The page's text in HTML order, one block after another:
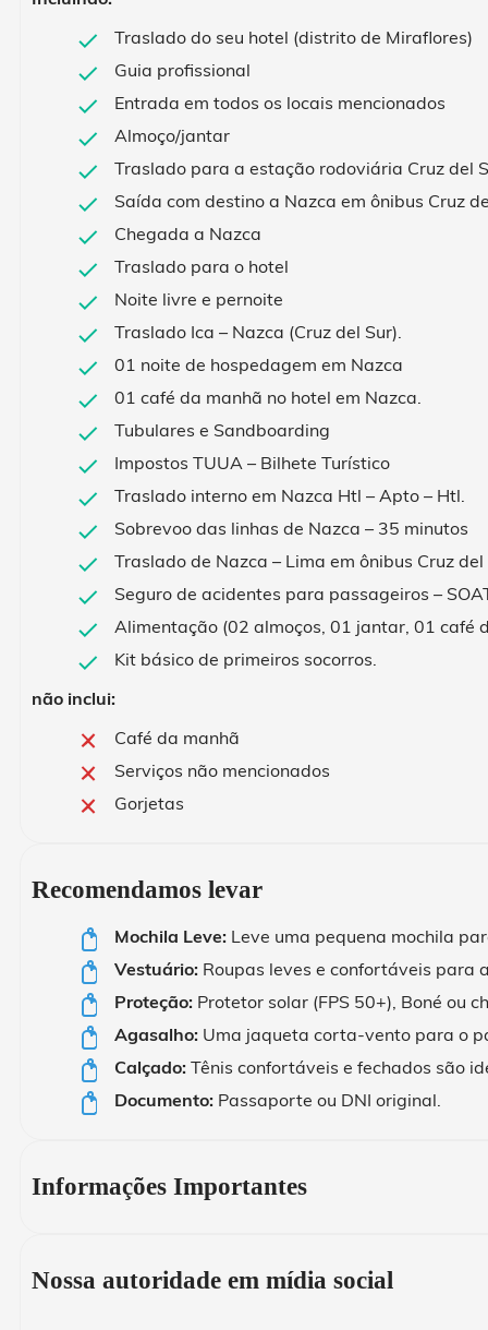
Traslado do seu hotel (distrito de Miraflores)
Guia profissional
Entrada em todos os locais mencionados
Almoço/jantar
Traslado para a estação rodoviária Cruz del
Saída com destino a Nazca em ônibus Cruz
Chegada a Nazca
Traslado para o hotel
Noite livre e pernoite
Traslado Ica – Nazca (Cruz del Sur).
01 noite de hospedagem em Nazca
01 café da manhã no hotel em Nazca.
Tubulares e Sandboarding
Impostos TUUA – Bilhete Turístico
Traslado interno em Nazca Htl – Apto – Htl.
Sobrevoo das linhas de Nazca – 35 minutos
Traslado de Nazca – Lima em ônibus Cruz del
Seguro de acidentes para passageiros –
Alimentação (02 almoços, 01 jantar, 01 café
Kit básico de primeiros socorros.
não inclui:
Café da manhã
Serviços não mencionados
Gorjetas
Recomendamos levar
Mochila Leve: Leve uma pequena mochila
Vestuário: Roupas leves e confortáveis para
Proteção: Protetor solar (FPS 50+), Boné ou
Agasalho: Uma jaqueta corta-vento para o
Calçado: Tênis confortáveis e fechados são
Documento: Passaporte ou DNI original.
Informações Importantes
Nossa autoridade em mídia social